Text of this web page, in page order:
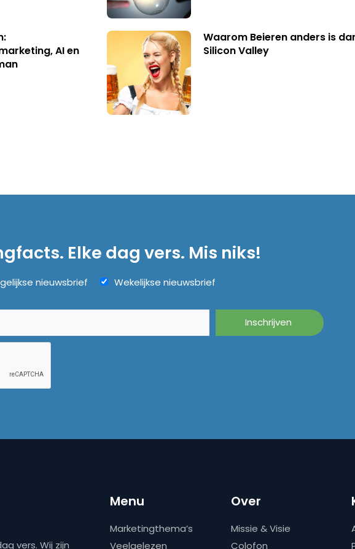
AI en
Waarom Beieren anders is
Silicon Valley
Elke dag vers. Mis niks!
nieuwsbrief Wekelijkse nieuwsbrief
vers. Wij zijn
Menu
Marketingthema’s
Veelgelezen
Over
Missie & Visie
Colofon